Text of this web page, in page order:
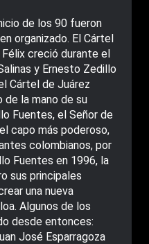
de los 90 fueron
organizado. El Cártel
creció durante el
y Ernesto Zedillo
Cártel de Juárez
de la mano de su
Fuentes, el Señor de
capo más poderoso,
colombianos, por
Fuentes en 1996, la
sus principales
una nueva
Algunos de los
desde entonces:
José Esparragoza